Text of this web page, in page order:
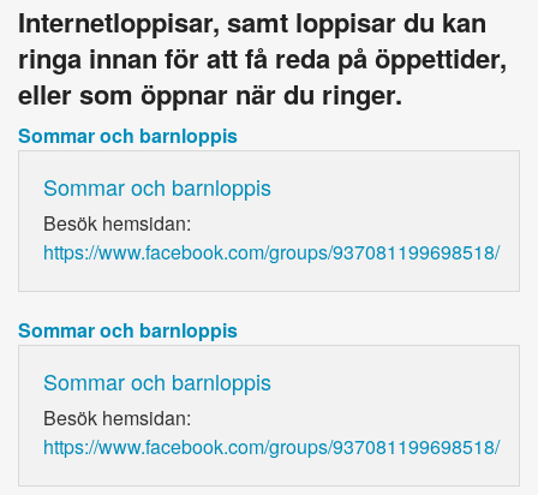
Internetloppisar, samt loppisar du kan
ringa innan för att få reda på öppettider,
eller som öppnar när du ringer.
Sommar och barnloppis
Sommar och barnloppis
Besök hemsidan:
https://www.facebook.com/groups/937081199698518/
Sommar och barnloppis
Sommar och barnloppis
Besök hemsidan:
https://www.facebook.com/groups/937081199698518/